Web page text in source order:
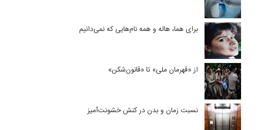
برای هما، هاله و همه نام‌هایی که نمی‌دانیم
از «قهرمان ملی» تا «قانون‌شکن»
نسبت زمان و بدن در کنش خشونت‌آمیز